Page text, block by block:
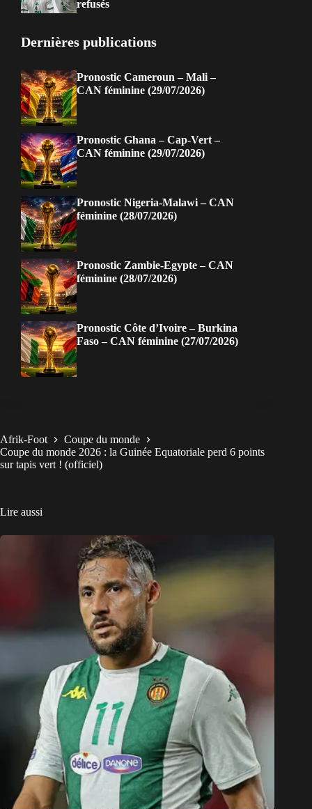
refusés
Dernières publications
Pronostic Cameroun – Mali –
CAN féminine (29/07/2026)
Pronostic Ghana – Cap-Vert –
CAN féminine (29/07/2026)
Pronostic Nigeria-Malawi – CAN
féminine (28/07/2026)
Pronostic Zambie-Egypte – CAN
féminine (28/07/2026)
Pronostic Côte d’Ivoire – Burkina
Faso – CAN féminine (27/07/2026)
Afrik-Foot
Coupe du monde
Coupe du monde 2026 : la Guinée Equatoriale perd 6 points
sur tapis vert ! (officiel)
Lire aussi